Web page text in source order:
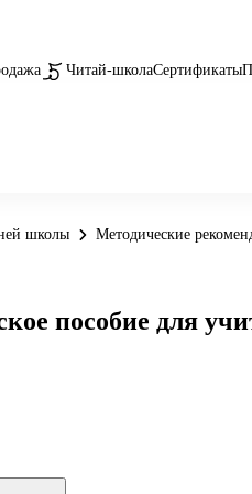
Читай-школаСертификаты
школы Методические
пособие для